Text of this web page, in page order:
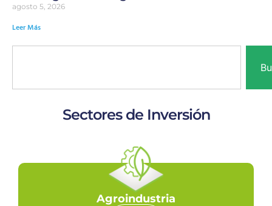
agosto 5, 2026
Leer Más
Sectores de Inversión
Agroindustria